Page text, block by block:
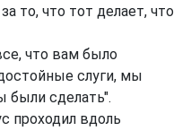
то, что тот делает, что
что вам было
слуги, мы
были сделать".
проходил вдоль